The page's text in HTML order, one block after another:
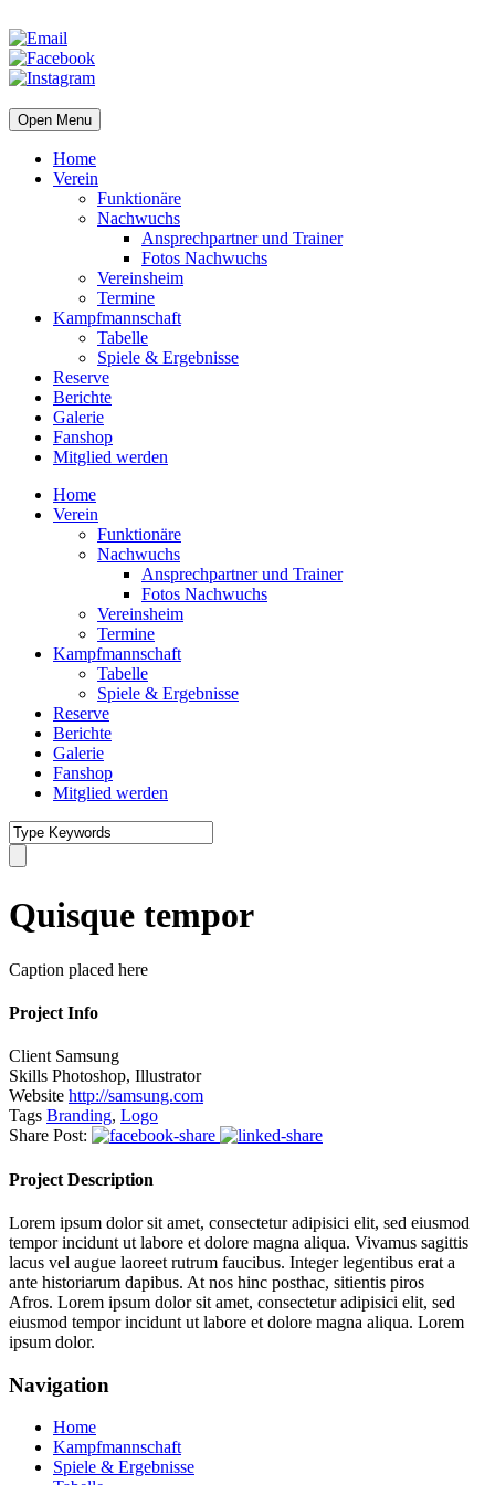
Open Menu
Home
Verein
Funktionäre
Nachwuchs
Ansprechpartner und Trainer
Fotos Nachwuchs
Vereinsheim
Termine
Kampfmannschaft
Tabelle
Spiele & Ergebnisse
Reserve
Berichte
Galerie
Fanshop
Mitglied werden
Home
Verein
Funktionäre
Nachwuchs
Ansprechpartner und Trainer
Fotos Nachwuchs
Vereinsheim
Termine
Kampfmannschaft
Tabelle
Spiele & Ergebnisse
Reserve
Berichte
Galerie
Fanshop
Mitglied werden
Quisque tempor
Caption placed here
Project Info
Client Samsung
Skills Photoshop, Illustrator
Website http://samsung.com
Tags Branding, Logo
Share Post:
Project Description
Lorem ipsum dolor sit amet, consectetur adipisici elit, sed eiusmod
tempor incidunt ut labore et dolore magna aliqua. Vivamus sagittis
lacus vel augue laoreet rutrum faucibus. Integer legentibus erat a
ante historiarum dapibus. At nos hinc posthac, sitientis piros
Afros. Lorem ipsum dolor sit amet, consectetur adipisici elit, sed
eiusmod tempor incidunt ut labore et dolore magna aliqua. Lorem
ipsum dolor.
Navigation
Home
Kampfmannschaft
Spiele & Ergebnisse